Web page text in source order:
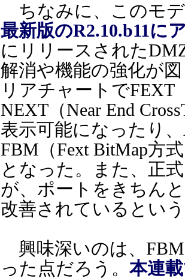
ちなみに、このモ
最新版のR2.10.b11に
にリリースされた
解消や機能の強化が
リアチャートでFEXT
NEXT（Near End
表示可能になったり
FBM（Fext BitMap方
となった。また、正
が、ポートをきちん
改善されているとい
興味深いのは、
った点だろう。 本連